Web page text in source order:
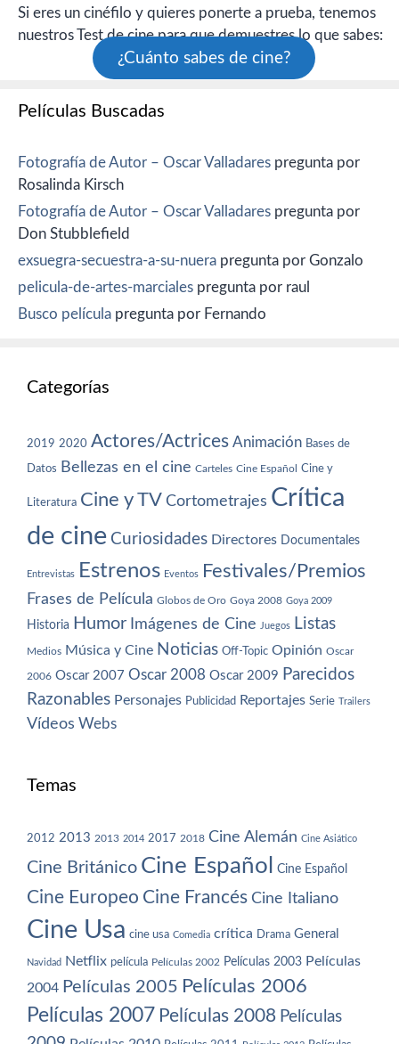
Si eres un cinéfilo y quieres ponerte a prueba, tenemos
nuestros Test de cine para que demuestres lo que sabes:
¿Cuánto sabes de cine?
Películas Buscadas
Fotografía de Autor – Oscar Valladares pregunta por
Rosalinda Kirsch
Fotografía de Autor – Oscar Valladares pregunta por
Don Stubblefield
exsuegra-secuestra-a-su-nuera pregunta por Gonzalo
pelicula-de-artes-marciales pregunta por raul
Busco película pregunta por Fernando
Categorías
2019 2020 Actores/Actrices Animación Bases de
Datos Bellezas en el cine Carteles Cine Español Cine y
Literatura Cine y TV Cortometrajes Crítica
de cine Curiosidades Directores Documentales
Entrevistas Estrenos Eventos Festivales/Premios
Frases de Película Globos de Oro Goya 2008 Goya 2009
Historia Humor Imágenes de Cine Juegos Listas
Medios Música y Cine Noticias Off-Topic Opinión Oscar
2006 Oscar 2007 Oscar 2008 Oscar 2009 Parecidos
Razonables Personajes Publicidad Reportajes Serie Trailers
Vídeos Webs
Temas
2012 2013 2013 2014 2017 2018 Cine Alemán Cine Asiático
Cine Británico Cine Español Cine Español
Cine Europeo Cine Francés Cine Italiano
Cine Usa cine usa Comedia crítica Drama General
Navidad Netflix película Películas 2002 Películas 2003 Películas
2004 Películas 2005 Películas 2006
Películas 2007 Películas 2008 Películas